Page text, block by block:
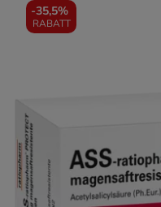
-35,5%
RABATT